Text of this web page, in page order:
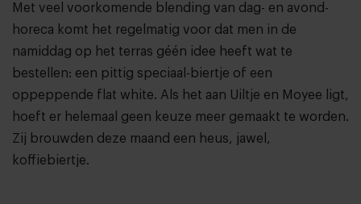
Met veel voorkomende blending van dag- en avond-
horeca komt het regelmatig voor dat men in de
namiddag op het terras géén idee heeft wat te
bestellen: een pittig speciaal-biertje of een
oppeppende flat white. Als het aan Uiltje en Moyee ligt,
hoeft er helemaal geen keuze meer gemaakt te worden.
Zij brouwden deze maand een heus, jawel,
koffiebiertje.